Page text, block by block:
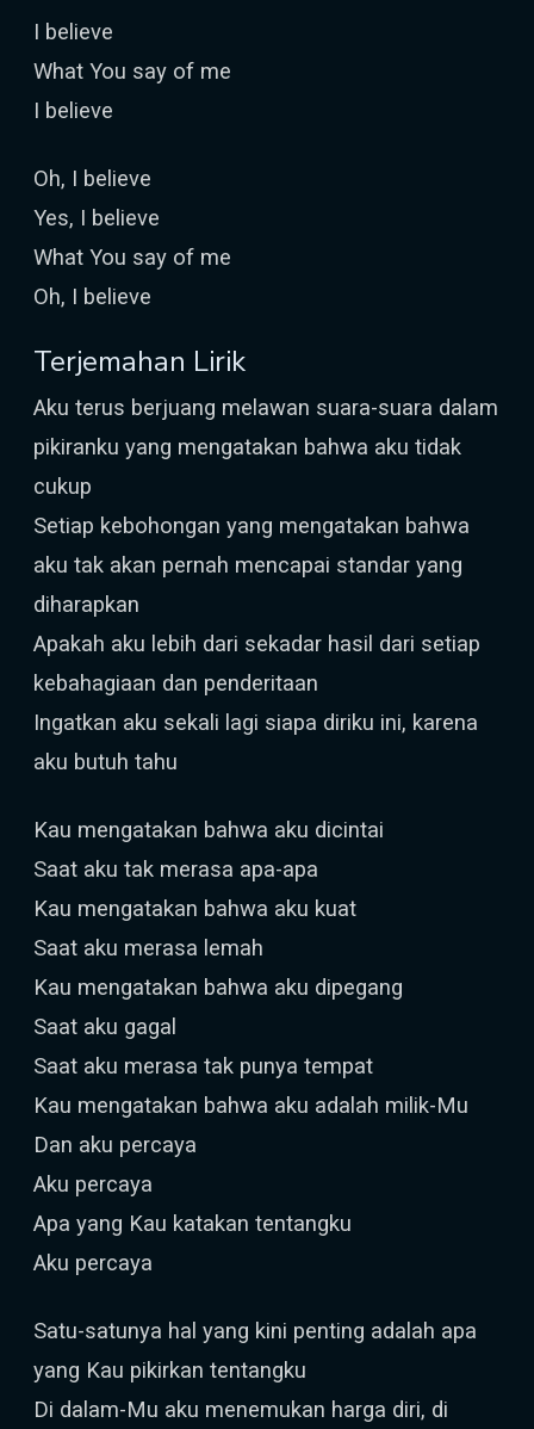
I believe
What You say of me
I believe
Oh, I believe
Yes, I believe
What You say of me
Oh, I believe
Terjemahan Lirik
Aku terus berjuang melawan suara-suara dalam
pikiranku yang mengatakan bahwa aku tidak
cukup
Setiap kebohongan yang mengatakan bahwa
aku tak akan pernah mencapai standar yang
diharapkan
Apakah aku lebih dari sekadar hasil dari setiap
kebahagiaan dan penderitaan
Ingatkan aku sekali lagi siapa diriku ini, karena
aku butuh tahu
Kau mengatakan bahwa aku dicintai
Saat aku tak merasa apa-apa
Kau mengatakan bahwa aku kuat
Saat aku merasa lemah
Kau mengatakan bahwa aku dipegang
Saat aku gagal
Saat aku merasa tak punya tempat
Kau mengatakan bahwa aku adalah milik-Mu
Dan aku percaya
Aku percaya
Apa yang Kau katakan tentangku
Aku percaya
Satu-satunya hal yang kini penting adalah apa
yang Kau pikirkan tentangku
Di dalam-Mu aku menemukan harga diri, di